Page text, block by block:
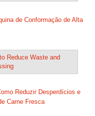
de Conformação de Alta
Reduzir Desperdícios e
Carne Fresca